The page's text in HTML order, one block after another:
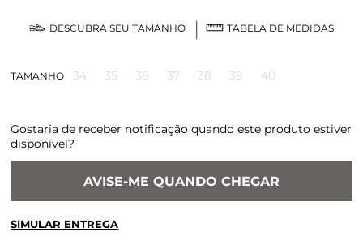
DESCUBRA SEU TAMANHO TABELA DE MEDIDAS
TAMANHO 34 35 36 37 38 39 40
Gostaria de receber notificação quando este produto estiver
disponível?
AVISE-ME QUANDO CHEGAR
SIMULAR ENTREGA